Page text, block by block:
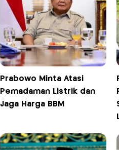
Prabowo Minta Atasi
Pemadaman Listrik dan
Jaga Harga BBM